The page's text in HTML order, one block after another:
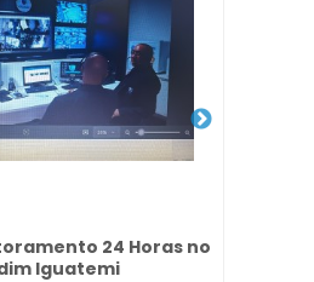
24 Horas no
Iguatemi